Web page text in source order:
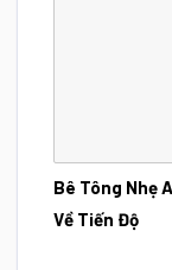
Bê Tông Nhẹ
Về Tiến Độ